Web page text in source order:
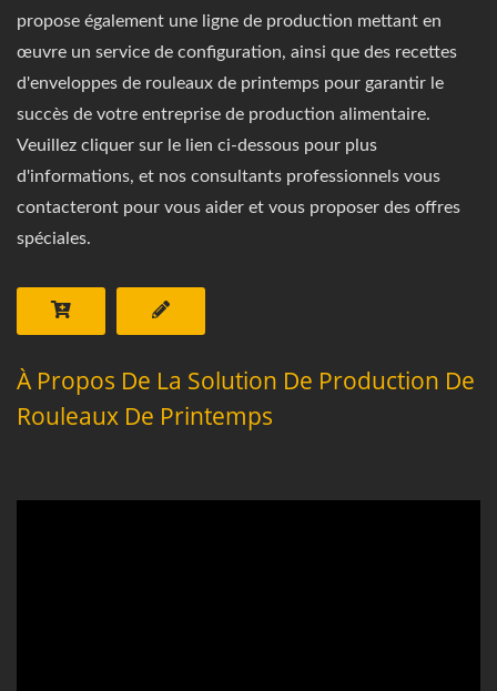
propose également une ligne de production mettant en
œuvre un service de configuration, ainsi que des recettes
d'enveloppes de rouleaux de printemps pour garantir le
succès de votre entreprise de production alimentaire.
Veuillez cliquer sur le lien ci-dessous pour plus
d'informations, et nos consultants professionnels vous
contacteront pour vous aider et vous proposer des offres
spéciales.
À Propos De La Solution De Production De
Rouleaux De Printemps